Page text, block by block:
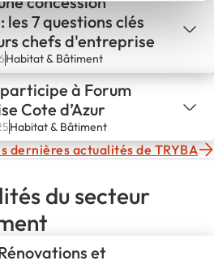
les 7 questions clés
chefs d'entreprise
Habitat & Bâtiment
participe à Forum
Cote d’Azur
Habitat & Bâtiment
dernières actualités de TRYBA
du secteur
et